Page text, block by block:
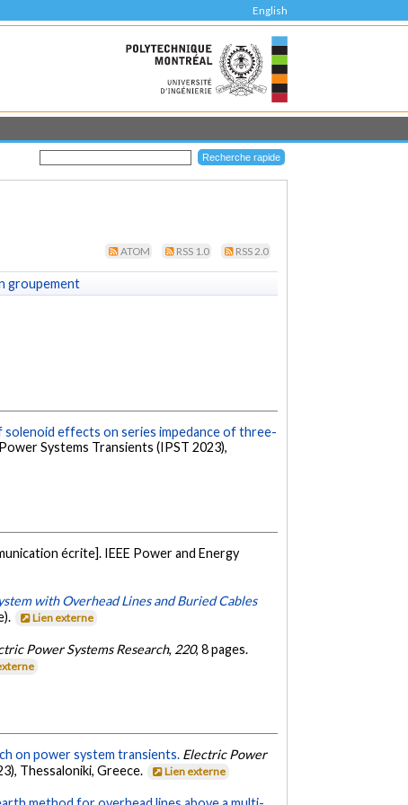
English
ATOM RSS 1.0 RSS 2.0
groupement
solenoid effects on series impedance of three-
Systems Transients (IPST 2023),
écrite]. IEEE Power and Energy
with Overhead Lines and Buried Cables
Lien externe
Power Systems Research, 220, 8 pages.
on power system transients. Electric Power
Thessaloniki, Greece. Lien externe